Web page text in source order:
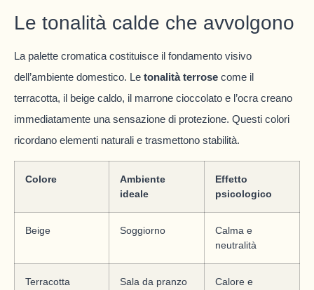
Le tonalità calde che avvolgono
La palette cromatica costituisce il fondamento visivo
dell’ambiente domestico. Le tonalità terrose come il
terracotta, il beige caldo, il marrone cioccolato e l’ocra creano
immediatamente una sensazione di protezione. Questi colori
ricordano elementi naturali e trasmettono stabilità.
Colore
Ambiente
ideale
Effetto
psicologico
Beige Soggiorno
Calma e
neutralità
Terracotta Sala da pranzo
Calore e